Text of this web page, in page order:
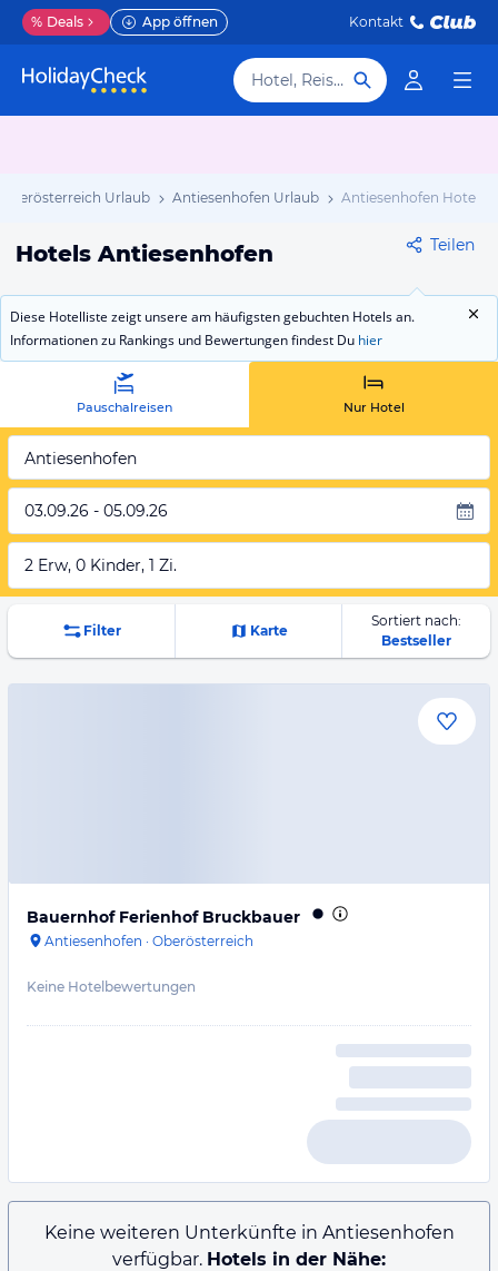
% Deals App öffnen Kontakt
Hotel, Reiseziel
Oberösterreich Urlaub Antiesenhofen Urlaub Antiesenhofen Hotels
Hotels Antiesenhofen Teilen
Diese Hotelliste zeigt unsere am häufigsten gebuchten Hotels an.
Informationen zu Rankings und Bewertungen findest Du hier
Pauschalreisen Nur Hotel
Antiesenhofen
03.09.26 - 05.09.26
2 Erw, 0 Kinder, 1 Zi.
Filter Karte
Sortiert nach:
Bestseller
Bauernhof Ferienhof Bruckbauer
Antiesenhofen · Oberösterreich
Keine Hotelbewertungen
Keine weiteren Unterkünfte in Antiesenhofen
verfügbar. Hotels in der Nähe: